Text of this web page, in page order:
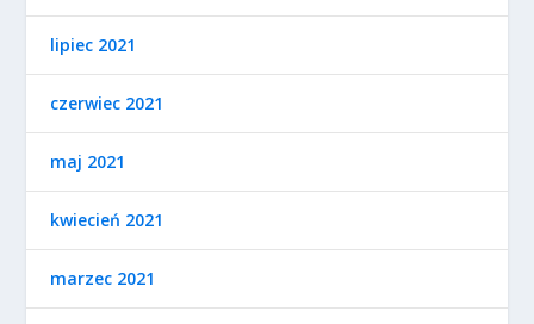
lipiec 2021
czerwiec 2021
maj 2021
kwiecień 2021
marzec 2021